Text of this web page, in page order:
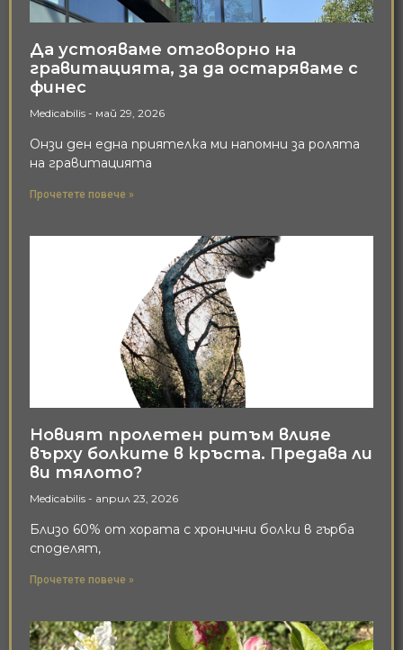
Да устояваме отговорно на
гравитацията, за да остаряваме с
финес
Medicabilis май 29, 2026
Онзи ден една приятелка ми напомни за ролята
на гравитацията
Прочетете повече »
Новият пролетен ритъм влияе
върху болките в кръста. Предава ли
ви тялото?
Medicabilis април 23, 2026
Близо 60% от хората с хронични болки в гърба
споделят,
Прочетете повече »